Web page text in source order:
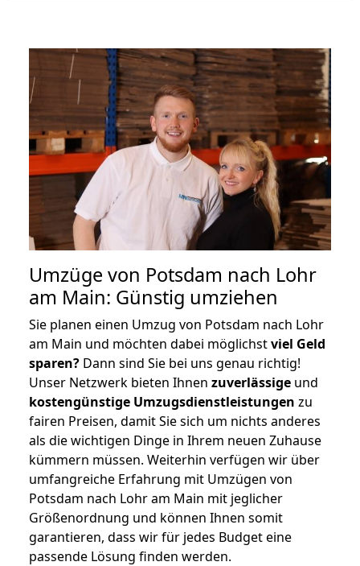
Umzüge von Potsdam nach Lohr
am Main: Günstig umziehen
Sie planen einen Umzug von Potsdam nach Lohr
am Main und möchten dabei möglichstviel Geld
sparen? Dann sind Sie bei uns genau richtig!
Unser Netzwerk bieten Ihnen zuverlässige und
kostengünstige Umzugsdienstleistungen zu
fairen Preisen, damit Sie sich um nichts anderes
als die wichtigen Dinge in Ihrem neuen Zuhause
kümmern müssen. Weiterhin verfügen wir über
umfangreiche Erfahrung mit Umzügen von
Potsdam nach Lohr am Main mit jeglicher
Größenordnung und können Ihnen somit
garantieren, dass wir für jedes Budget eine
passende Lösung finden werden.